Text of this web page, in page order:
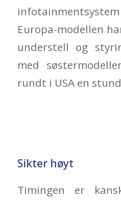
Europa-modellen
understell og
med
rundt i USA en
Sikter høyt
Timingen er